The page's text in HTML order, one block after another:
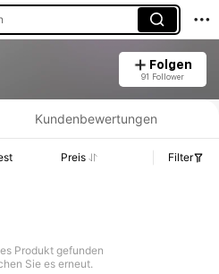
Folgen
91 Follower
und Lagerbestandsdetails.
Kundenbewertungen
Preis Filter
Produkt gefunden
Sie es erneut.